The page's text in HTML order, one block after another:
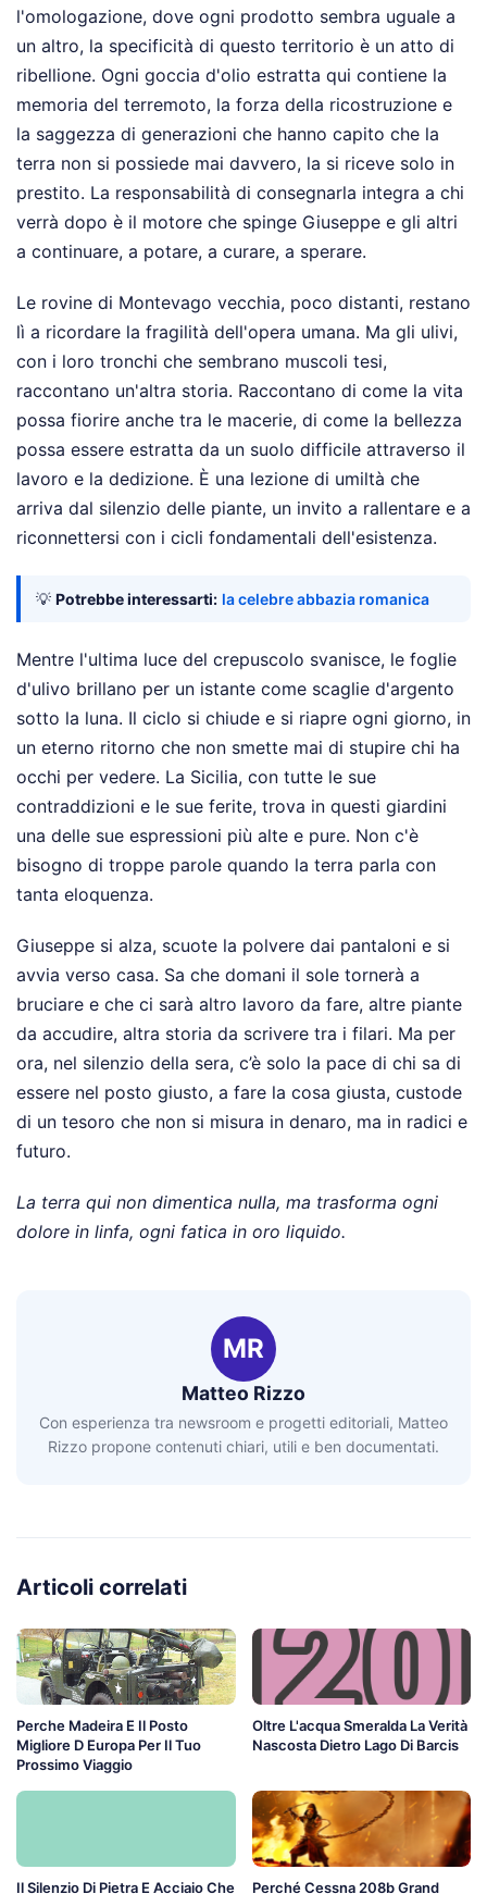
l'omologazione, dove ogni prodotto sembra uguale a
un altro, la specificità di questo territorio è un atto di
ribellione. Ogni goccia d'olio estratta qui contiene la
memoria del terremoto, la forza della ricostruzione e
la saggezza di generazioni che hanno capito che la
terra non si possiede mai davvero, la si riceve solo in
prestito. La responsabilità di consegnarla integra a chi
verrà dopo è il motore che spinge Giuseppe e gli altri
a continuare, a potare, a curare, a sperare.
Le rovine di Montevago vecchia, poco distanti, restano
lì a ricordare la fragilità dell'opera umana. Ma gli ulivi,
con i loro tronchi che sembrano muscoli tesi,
raccontano un'altra storia. Raccontano di come la vita
possa fiorire anche tra le macerie, di come la bellezza
possa essere estratta da un suolo difficile attraverso il
lavoro e la dedizione. È una lezione di umiltà che
arriva dal silenzio delle piante, un invito a rallentare e a
riconnettersi con i cicli fondamentali dell'esistenza.
💡 Potrebbe interessarti: la celebre abbazia romanica
Mentre l'ultima luce del crepuscolo svanisce, le foglie
d'ulivo brillano per un istante come scaglie d'argento
sotto la luna. Il ciclo si chiude e si riapre ogni giorno, in
un eterno ritorno che non smette mai di stupire chi ha
occhi per vedere. La Sicilia, con tutte le sue
contraddizioni e le sue ferite, trova in questi giardini
una delle sue espressioni più alte e pure. Non c'è
bisogno di troppe parole quando la terra parla con
tanta eloquenza.
Giuseppe si alza, scuote la polvere dai pantaloni e si
avvia verso casa. Sa che domani il sole tornerà a
bruciare e che ci sarà altro lavoro da fare, altre piante
da accudire, altra storia da scrivere tra i filari. Ma per
ora, nel silenzio della sera, c’è solo la pace di chi sa di
essere nel posto giusto, a fare la cosa giusta, custode
di un tesoro che non si misura in denaro, ma in radici e
futuro.
La terra qui non dimentica nulla, ma trasforma ogni
dolore in linfa, ogni fatica in oro liquido.
MR
Matteo Rizzo
Con esperienza tra newsroom e progetti editoriali, Matteo
Rizzo propone contenuti chiari, utili e ben documentati.
Articoli correlati
Perche Madeira E Il Posto
Migliore D Europa Per Il Tuo
Prossimo Viaggio
Oltre L'acqua Smeralda La Verità
Nascosta Dietro Lago Di Barcis
Il Silenzio Di Pietra E Acciaio Che Perché Cessna 208b Grand